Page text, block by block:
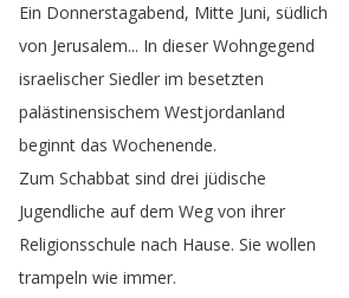
Ein Donnerstagabend, Mitte Juni, südlich
von Jerusalem... In dieser Wohngegend
israelischer Siedler im besetzten
palästinensischem Westjordanland
beginnt das Wochenende.
Zum Schabbat sind drei jüdische
Jugendliche auf dem Weg von ihrer
Religionsschule nach Hause. Sie wollen
trampeln wie immer.